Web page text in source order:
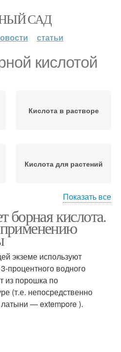
САД
статьи
кислотой
Кислота в растворе
Кислота для растений
Муравьиная ловушка
Домашние ловушки
Показать все
борная кислота.
экземе используют
процентного водного
из порошка по
(т.е. непосредственно
— extempore ).